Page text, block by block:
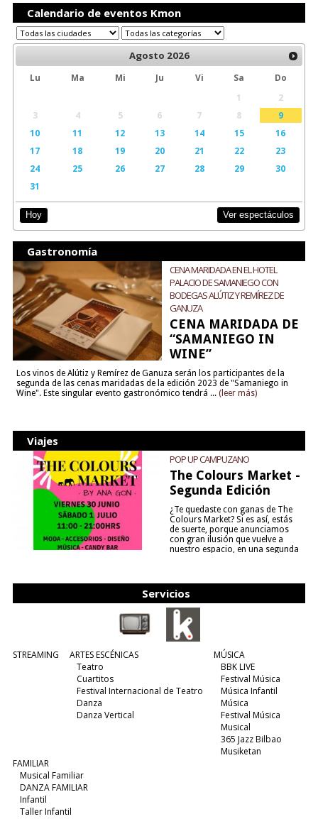
Calendario de eventos Kmon
Agosto 2026
Lu Ma Mi Ju Vi Sa
Do
1
2
3
4 5 6 7 8
9
10
11 12 13 14 15
16
17
18 19 20 21 22
23
24
25 26 27 28 29
30
31
Hoy Ver espectáculos
Gastronomía
CENA MARIDADA EN EL HOTEL
PALACIO DE SAMANIEGO CON
BODEGAS ALÚTIZ Y REMÍREZ DE
GANUZA
CENA MARIDADA DE
“SAMANIEGO IN
WINE”
Los vinos de Alútiz y Remírez de Ganuza serán los participantes de la
segunda de las cenas maridadas de la edición 2023 de "Samaniego in
Wine". Este singular evento gastronómico tendrá ... (leer más)
Viajes
POP UP CAMPUZANO
The Colours Market -
Segunda Edición
¿Te quedaste con ganas de The
Colours Market? Si es así, estás
de suerte, porque anunciamos
con gran ilusión que vuelve a
nuestro espacio, en una segunda
Servicios
STREAMING
ARTES ESCÉNICAS
Teatro
Cuartitos
Festival Internacional de Teatro
Danza
Danza Vertical
MÚSICA
BBK LIVE
Festival Música
Música Infantil
Música
Festival Música
Musical
365 Jazz Bilbao
Musiketan
FAMILIAR
Musical Familiar
DANZA FAMILIAR
Infantil
Taller Infantil